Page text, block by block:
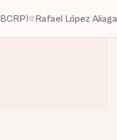
Rafael López Aliaga